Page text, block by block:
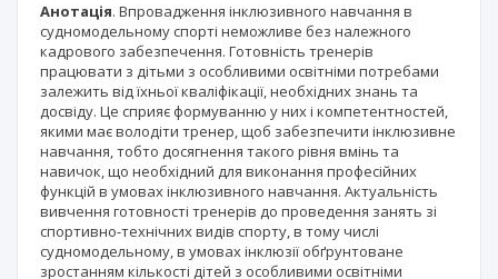
Анотація. Впровадження інклюзивного навчання в
судномодельному спорті неможливе без належного
кадрового забезпечення. Готовність тренерів
працювати з дітьми з особливими освітніми потребами
залежить від їхньої кваліфікації, необхідних знань та
досвіду. Це сприяє формуванню у них і компетентностей,
якими має володіти тренер, щоб забезпечити інклюзивне
навчання, тобто досягнення такого рівня вмінь та
навичок, що необхідний для виконання професійних
функцій в умовах інклюзивного навчання. Актуальність
вивчення готовності тренерів до проведення занять зі
спортивно-технічних видів спорту, в тому числі
судномодельному, в умовах інклюзії обґрунтоване
зростанням кількості дітей з особливими освітніми